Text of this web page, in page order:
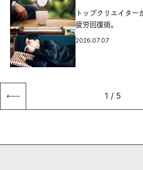
トップクリエイター
疲労回復術。
2026.07.07
1 / 5